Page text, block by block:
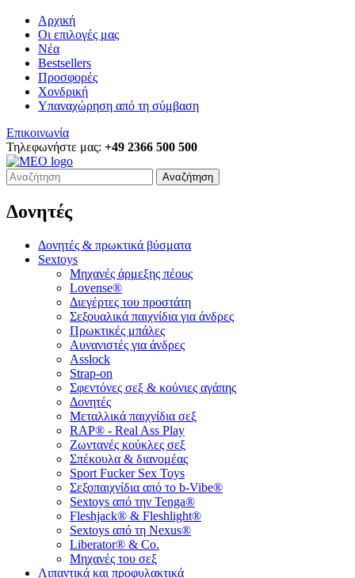
Αρχική
Οι επιλογές μας
Νέα
Bestsellers
Προσφορές
Χονδρική
Υπαναχώρηση από τη σύμβαση
Επικοινωνία
Τηλεφωνήστε μας: +49 2366 500 500
Αναζήτηση
Δονητές
Δονητές & πρωκτικά βύσματα
Sextoys
Μηχανές άρμεξης πέους
Lovense®
Διεγέρτες του προστάτη
Σεξουαλικά παιχνίδια για άνδρες
Πρωκτικές μπάλες
Αυνανιστές για άνδρες
Asslock
Strap-on
Σφεντόνες σεξ & κούνιες αγάπης
Δονητές
Μεταλλικά παιχνίδια σεξ
RAP® - Real Ass Play
Ζωντανές κούκλες σεξ
Σπέκουλα & διανομέας
Sport Fucker Sex Toys
Σεξοπαιχνίδια από το b-Vibe®
Sextoys από την Tenga®
Fleshjack® & Fleshlight®
Sextoys από τη Nexus®
Liberator® & Co.
Μηχανές του σεξ
Λιπαντικά και προφυλακτικά